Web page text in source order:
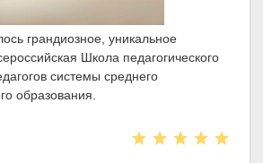
грандиозное, уникальное
Школа педагогического
системы среднего
образования.